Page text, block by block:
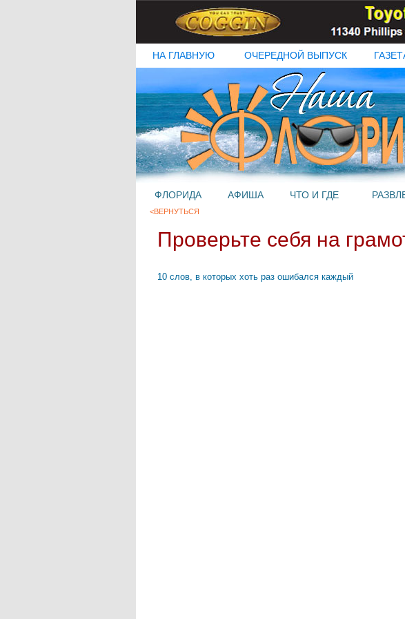
НА ГЛАВНУЮ ОЧЕРЕДНОЙ ВЫПУСК
ФЛОРИДА АФИША ЧТО И ГДЕ
<ВЕРНУТЬСЯ
Проверьте себя на
10 слов, в которых хоть раз ошибался каждый